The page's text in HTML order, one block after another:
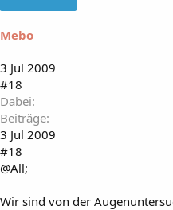
Mebo
3 Jul 2009
#18
Dabei
Beiträge
3 Jul 2009
#18
@All;
Wir sind von der